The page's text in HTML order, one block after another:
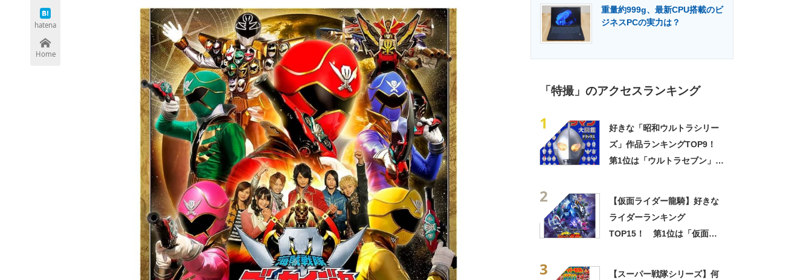
hatena
Home
重量約999g、最新CPU搭載のビ
ジネスPCの実力は？
「特撮」のアクセスランキング
1
好きな「昭和ウルトラシリー
ズ」作品ランキングTOP9！
第1位は「ウルトラセブン」
2
【仮面ライダー龍騎】好きな
ライダーランキング
TOP15！ 第1位は「仮面ラ
3
【スーパー戦隊シリーズ】何